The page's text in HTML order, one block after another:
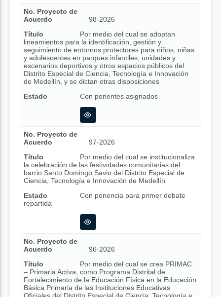
No. Proyecto de
Acuerdo
98-2026
Título
Por medio del cual se adoptan
lineamientos para la identificación, gestión y
seguimiento de entornos protectores para niños, niñas
y adolescentes en parques infantiles, unidades y
escenarios deportivos y otros espacios públicos del
Distrito Especial de Ciencia, Tecnología e Innovación
de Medellín, y se dictan otras disposiciones
Estado
Con ponentes asignados
No. Proyecto de
Acuerdo
97-2026
Título
Por medio del cual se institucionaliza
la celebración de las festividades comunitarias del
barrio Santo Domingo Savio del Distrito Especial de
Ciencia, Tecnología e Innovación de Medellín
Estado
Con ponencia para primer debate
repartida
No. Proyecto de
Acuerdo
96-2026
Título
Por medio del cual se crea PRIMAC
– Primaria Activa, como Programa Distrital de
Fortalecimiento de la Educación Física en la Educación
Básica Primaria de las Instituciones Educativas